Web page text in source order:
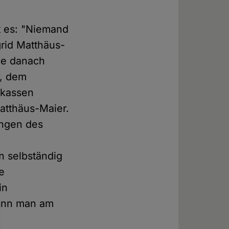
es: "Niemand
Matthäus-
danach
dem
Maier.
des
selbständig
man am